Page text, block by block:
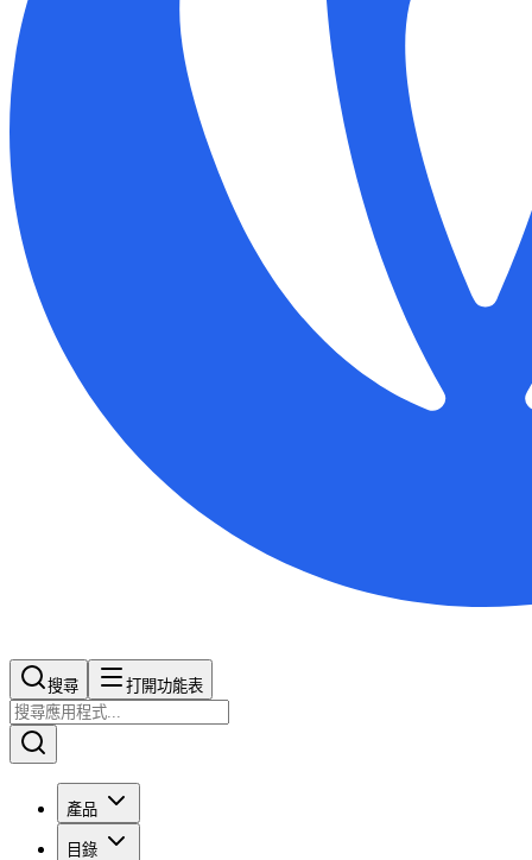
搜尋​​​​ 打開功能表
產品
目錄